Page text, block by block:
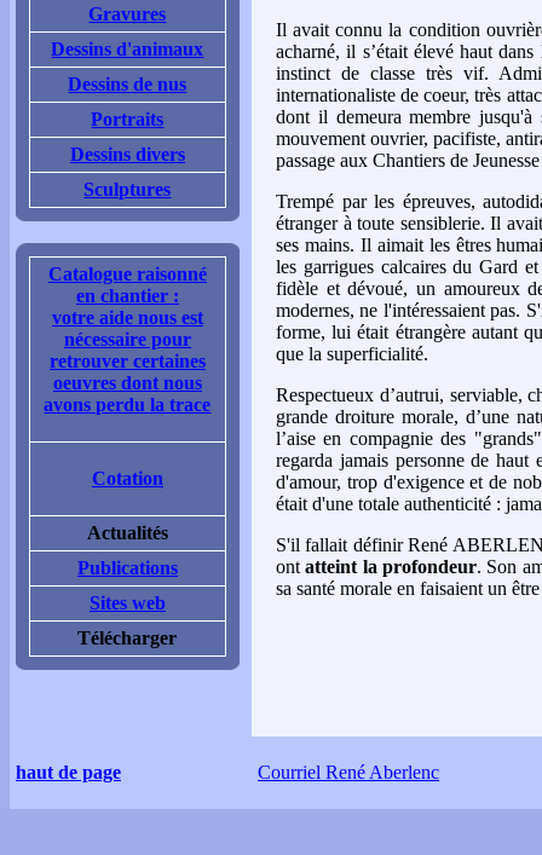
Gravures
Dessins d'animaux
Dessins de nus
Portraits
Dessins divers
Sculptures
Catalogue raisonné
en chantier :
votre aide nous est
nécessaire pour
retrouver certaines
oeuvres dont nous
avons perdu la trace
Cotation
Actualités
Publications
Sites web
Télécharger
Il avait connu la condition
acharné, il s’était élevé haut
instinct de classe très vif.
internationaliste de coeur, très
dont il demeura membre
mouvement ouvrier, pacifiste,
passage aux Chantiers de
Trempé par les épreuves,
étranger à toute sensiblerie. Il
ses mains. Il aimait les êtres
les garrigues calcaires du Gard
fidèle et dévoué, un amoureux
modernes, ne l'intéressaient pas.
forme, lui était étrangère autant
que la superficialité.
Respectueux d’autrui, serviable,
grande droiture morale, d’une
l’aise en compagnie des
regarda jamais personne de
d'amour, trop d'exigence et de
était d'une totale authenticité :
S'il fallait définir René
ontatteint la profondeur. Son
sa santé morale en faisaient un
haut de page Courriel René Aberlenc